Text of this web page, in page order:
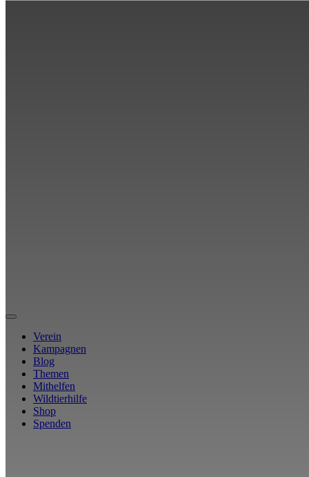
Verein
Kampagnen
Blog
Themen
Mithelfen
Wildtierhilfe
Shop
Spenden